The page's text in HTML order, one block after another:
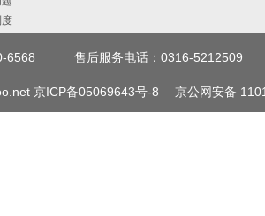
6568 售后服务电话：0316-5212509
京ICP备05069643号-8 京公网安备